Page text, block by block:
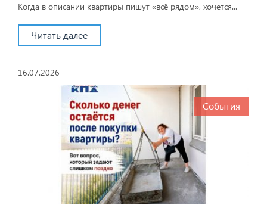
Когда в описании квартиры пишут «всё рядом», хочется...
Читать далее
16.07.2026
События